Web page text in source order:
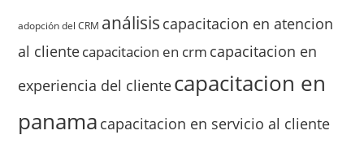
adopción del CRM análisis capacitacion en atencion
al clientecapacitacion en crm capacitacion en
experiencia del clientecapacitacion en
panama capacitacion en servicio al cliente